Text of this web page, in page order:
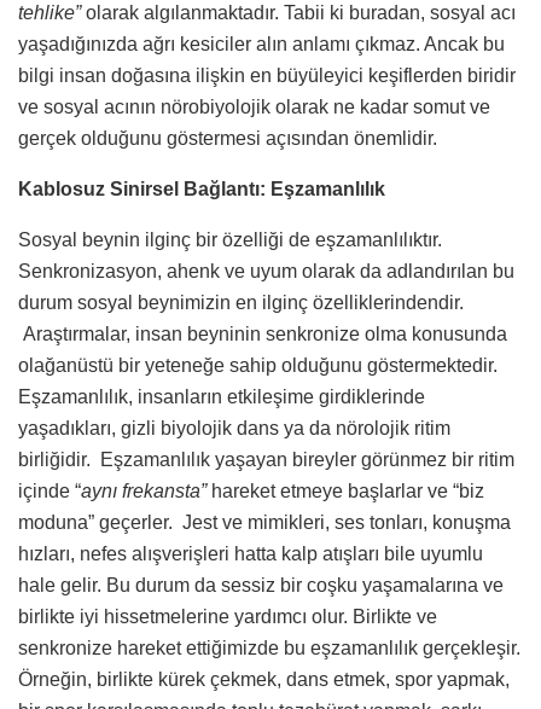
tehlike”olarak algılanmaktadır. Tabii ki buradan, sosyal acı
yaşadığınızda ağrı kesiciler alın anlamı çıkmaz. Ancak bu
bilgi insan doğasına ilişkin en büyüleyici keşiflerden biridir
ve sosyal acının nörobiyolojik olarak ne kadar somut ve
gerçek olduğunu göstermesi açısından önemlidir.
Kablosuz Sinirsel Bağlantı: Eşzamanlılık
Sosyal beynin ilginç bir özelliği de eşzamanlılıktır.
Senkronizasyon, ahenk ve uyum olarak da adlandırılan bu
durum sosyal beynimizin en ilginç özelliklerindendir.
Araştırmalar, insan beyninin senkronize olma konusunda
olağanüstü bir yeteneğe sahip olduğunu göstermektedir.
Eşzamanlılık, insanların etkileşime girdiklerinde
yaşadıkları, gizli biyolojik dans ya da nörolojik ritim
birliğidir. Eşzamanlılık yaşayan bireyler görünmez bir ritim
içinde “aynı frekansta”hareket etmeye başlarlar ve “biz
moduna” geçerler. Jest ve mimikleri, ses tonları, konuşma
hızları, nefes alışverişleri hatta kalp atışları bile uyumlu
hale gelir. Bu durum da sessiz bir coşku yaşamalarına ve
birlikte iyi hissetmelerine yardımcı olur. Birlikte ve
senkronize hareket ettiğimizde bu eşzamanlılık gerçekleşir.
Örneğin, birlikte kürek çekmek, dans etmek, spor yapmak,